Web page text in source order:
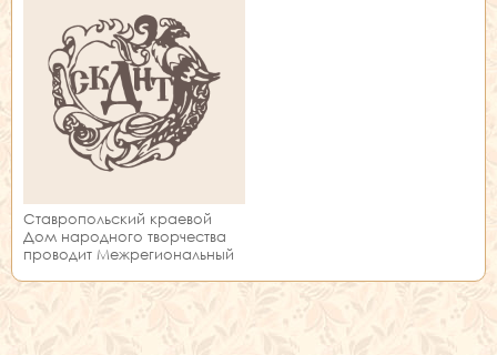
Ставропольский краевой
Дом народного творчества
проводит Межрегиональный
театральных сатирических
миниатюр «Бинокль»